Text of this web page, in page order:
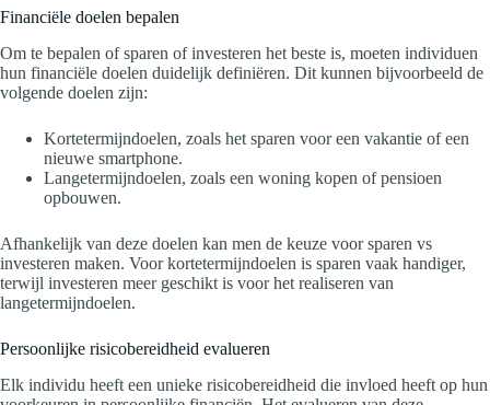
Financiële doelen bepalen
Om te bepalen of sparen of investeren het beste is, moeten individuen
hun financiële doelen duidelijk definiëren. Dit kunnen bijvoorbeeld de
volgende doelen zijn:
Kortetermijndoelen, zoals het sparen voor een vakantie of een
nieuwe smartphone.
Langetermijndoelen, zoals een woning kopen of pensioen
opbouwen.
Afhankelijk van deze doelen kan men de keuze voor sparen vs
investeren maken. Voor kortetermijndoelen is sparen vaak handiger,
terwijl investeren meer geschikt is voor het realiseren van
langetermijndoelen.
Persoonlijke risicobereidheid evalueren
Elk individu heeft een unieke risicobereidheid die invloed heeft op hun